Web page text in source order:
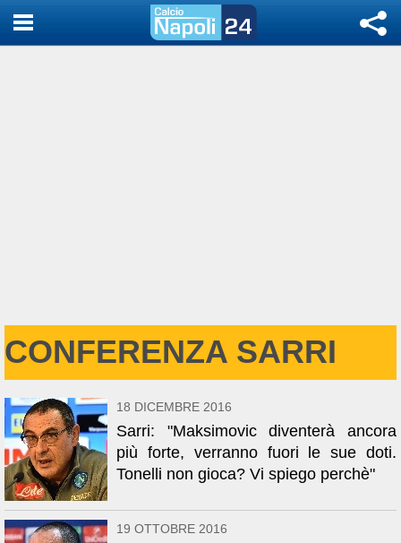
CONFERENZA SARRI
18 DICEMBRE 2016
Sarri: "Maksimovic diventerà ancora
più forte, verranno fuori le sue doti.
Tonelli non gioca? Vi spiego perchè"
19 OTTOBRE 2016